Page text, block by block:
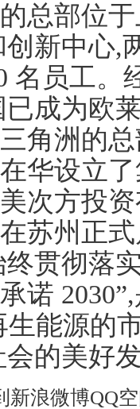
总部位
新中心,
名员工。
成为欧
角洲的
华设立
次方投资
苏州正
贯彻落
生能源的
会的美好
新浪微博QQ